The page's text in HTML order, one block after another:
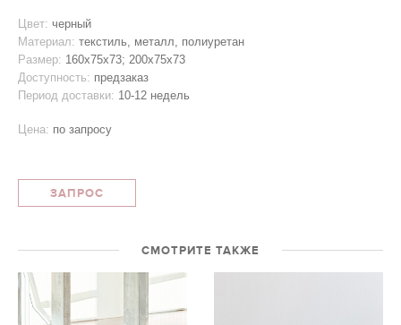
Цвет: черный
Материал: текстиль, металл, полиуретан
Размер: 160x75x73; 200x75x73
Доступность: предзаказ
Период доставки: 10-12 недель
Цена: по запросу
ЗАПРОС
СМОТРИТЕ ТАКЖЕ